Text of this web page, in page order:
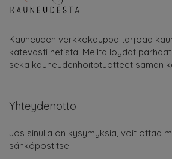
Kauneuden verkkokauppa tarjoaa
kätevästi netistä. Meiltä löydät
sekä kauneudenhoitotuotteet saman
Yhteydenotto
Jos sinulla on kysymyksiä, voit ottaa
sähköpostitse: